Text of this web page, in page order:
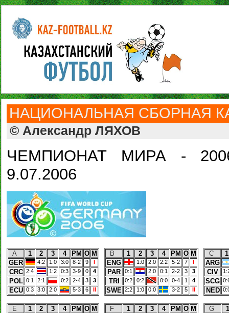
НАЦИОНАЛЬНАЯ СБОРНАЯ
© Александр ЛЯХОВ
ЧЕМПИОНАТ МИРА -
9.07.2006
A 1 2 3 4 РМ О М
GER
4:2 1:0 3:0 8-2 9 I
CRC 2:4 1:2 0:3 3-9 0 4
POL 0:1 2:1 0:2 2-4 3 3
ECU 0:3 3:0 2:0 5-3 6 II
B 1 2 3 4 РМ О М
ENG
1:0 2:0 2:2 5-2 7 I
PAR 0:1 2:0 0:1 2-2 3 3
TRI 0:2 0:2 0:0 0-4 1 4
SWE 2:2 1:0 0:0 3-2 5 II
C
1
ARG
CIV
SCG
NED
E 1 2 3 4 РМ О М
F 1 2 3 4 РМ О М
G
1